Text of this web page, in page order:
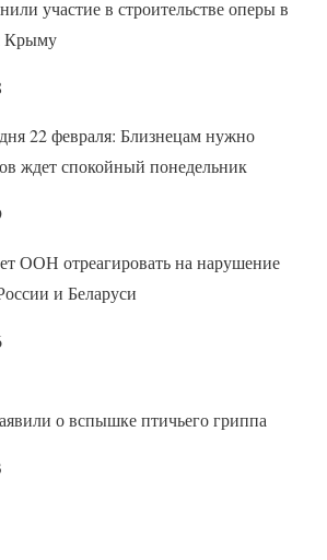
участие в строительстве оперы в
Крыму
22 февраля: Близнецам нужно
ждет спокойный понедельник
ООН отреагировать на нарушение
и Беларуси
о вспышке птичьего гриппа